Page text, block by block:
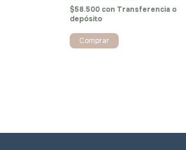
$58.500 con Transferencia o
depósito